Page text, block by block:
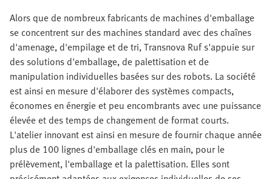
Alors que de nombreux fabricants de machines d'emballage
se concentrent sur des machines standard avec des chaînes
d'amenage, d'empilage et de tri, Transnova Ruf s'appuie sur
des solutions d'emballage, de palettisation et de
manipulation individuelles basées sur des robots. La société
est ainsi en mesure d'élaborer des systèmes compacts,
économes en énergie et peu encombrants avec une puissance
élevée et des temps de changement de format courts.
L'atelier innovant est ainsi en mesure de fournir chaque année
plus de 100 lignes d'emballage clés en main, pour le
prélèvement, l'emballage et la palettisation. Elles sont